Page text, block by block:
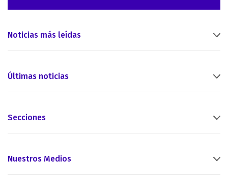
Noticias más leídas
Últimas noticias
Secciones
Nuestros Medios